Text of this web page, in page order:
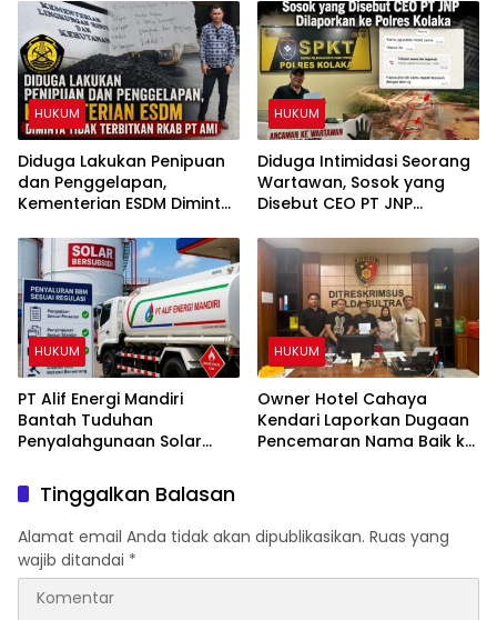
Perizinan Rumah Pijat Utami
Penggelapan
HUKUM
Diduga Lakukan Penipuan
dan Penggelapan,
Kementerian ESDM Diminta
AMI
HUKUM
Diduga Intimidasi Seorang
Wartawan, Sosok yang
Disebut CEO PT JNP
Kolaka
HUKUM
PT Alif Energi Mandiri
Bantah Tuduhan
Penyalahgunaan Solar
Operasional Sesuai
Regulasi
HUKUM
Owner Hotel Cahaya
Kendari Laporkan Dugaan
Pencemaran Nama Baik ke
Tinggalkan Balasan
Alamat email Anda tidak akan dipublikasikan. Ruas yang
wajib ditandai *